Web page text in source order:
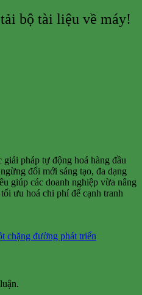
bộ tài liệu về máy!
pháp tự động hoá hàng đầu
đổi mới sáng tạo, đa dạng
giúp các doanh nghiệp vừa nâng
ưu hoá chi phí để cạnh tranh
chặng đường phát triển